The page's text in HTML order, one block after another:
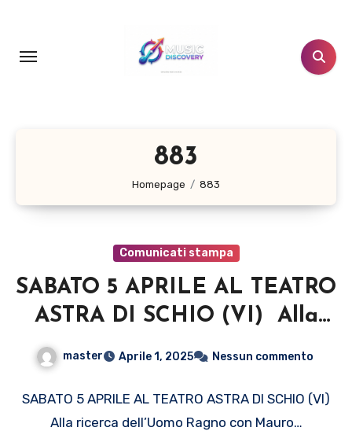
contenuto
883
Homepage 883
Comunicati stampa
SABATO 5 APRILE AL TEATRO
ASTRA DI SCHIO (VI) Alla
ricerca dell’Uomo Ragno con
Mauro Repetto, FONDATORE
DEGLI 883
master Aprile 1, 2025 Nessun commento
SABATO 5 APRILE AL TEATRO ASTRA DI SCHIO (VI)
Alla ricerca dell’Uomo Ragno con Mauro…